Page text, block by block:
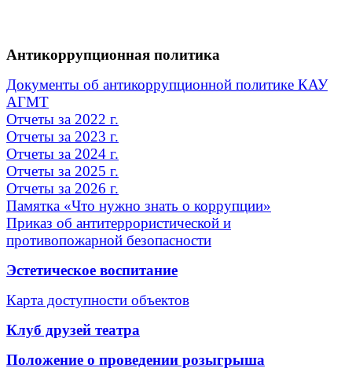
Антикоррупционная политика
Документы об антикоррупционной политике КАУ
АГМТ
Отчеты за 2022 г.
Отчеты за 2023 г.
Отчеты за 2024 г.
Отчеты за 2025 г.
Отчеты за 2026 г.
Памятка «Что нужно знать о коррупции»
Приказ об антитеррористической и
противопожарной безопасности
Эстетическое воспитание
Карта доступности объектов
Клуб друзей театра
Положение о проведении розыгрыша